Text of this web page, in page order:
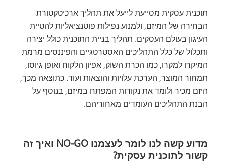
תוכנית עסקית מסייעת לייעל את תהליך ארכיטקטורת
הבחירה של המיזם, ולמנוע נפילות פוטנציאליות להטיית
העיגון בעולם העסקים. תהליך בניית התוכנית כולל יצירה
ותכלול של כלל התהליכים האסטרטגיים והפיננסים מרמת
המיקרו למקרו, כמו הכרת השוק, אפיון הלקוח ואופן גיוסו,
תמחור המוצר, הערכת עלויות והוצאות ועוד. כתוצאה מכך,
היזם מכיר ולומד את נקודות המפתח במיזם, בנוסף על
הבנת התהליכים העומדים מאחוריהם.
מדוע קשה לנו לומר לעצמנו NO-GO ואיך זה
קשור לתוכנית עסקית?